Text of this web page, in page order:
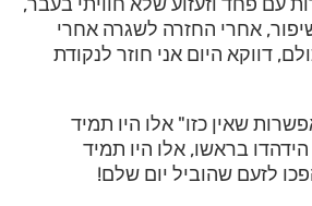
אחרי החזרה לשגרה אחרי
דווקא היום אני חוזר לנקודת
שאין כזו" אלו היו תמיד
בראשו, אלו היו תמיד
לזעם שהוביל יום שלם!